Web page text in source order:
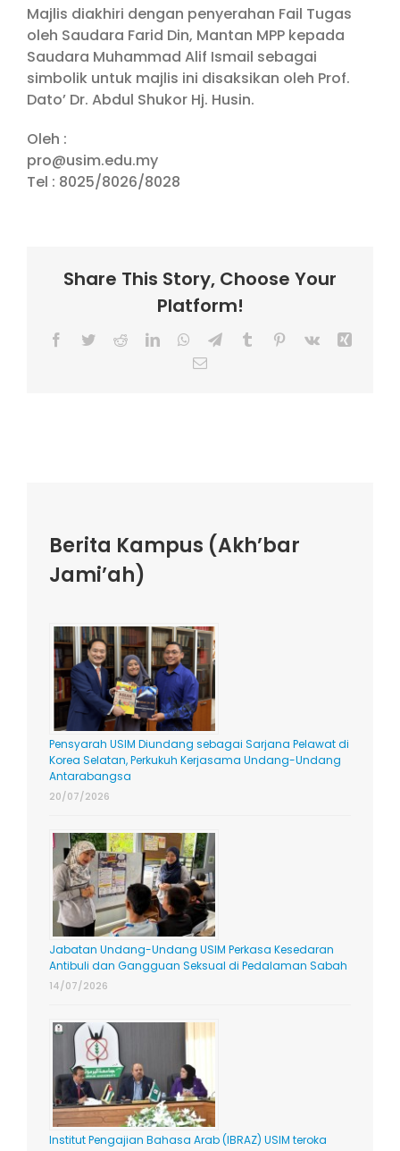
Majlis diakhiri dengan penyerahan Fail Tugas
oleh Saudara Farid Din, Mantan MPP kepada
Saudara Muhammad Alif Ismail sebagai
simbolik untuk majlis ini disaksikan oleh Prof.
Dato’ Dr. Abdul Shukor Hj. Husin.
Oleh :
pro@usim.edu.my
Tel : 8025/8026/8028
Share This Story, Choose Your
Platform!
Facebook
TwitterRedditLinkedInWhatsApp
TelegramTumblr Pinterest
Vk
Email
Berita Kampus (Akh’bar
Jami’ah)
Pensyarah USIM Diundang sebagai Sarjana Pelawat di
Korea Selatan, Perkukuh Kerjasama Undang-Undang
Antarabangsa
20/07/2026
Jabatan Undang-Undang USIM Perkasa Kesedaran
Antibuli dan Gangguan Seksual di Pedalaman Sabah
14/07/2026
Institut Pengajian Bahasa Arab (IBRAZ) USIM teroka